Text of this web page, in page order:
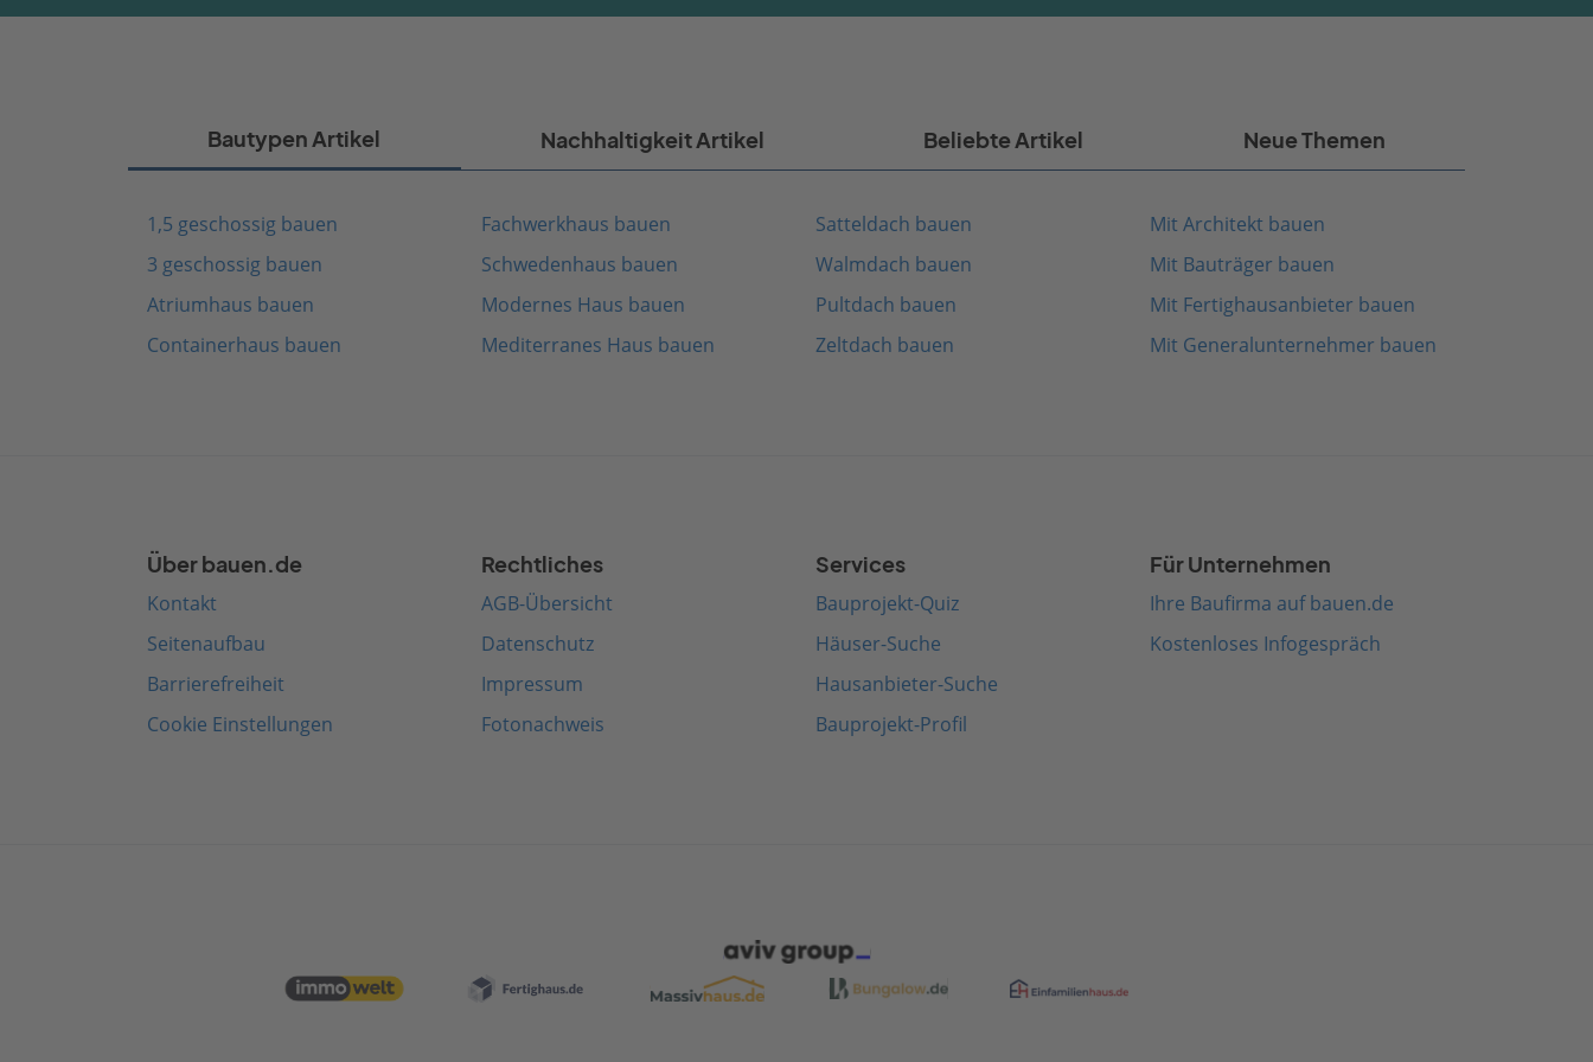
Bautypen Artikel Nachhaltigkeit Artikel Beliebte Artikel Neue Themen
1,5 geschossig bauen
3 geschossig bauen
Atriumhaus bauen
Containerhaus bauen
Fachwerkhaus bauen
Schwedenhaus bauen
Modernes Haus bauen
Mediterranes Haus bauen
Satteldach bauen
Walmdach bauen
Pultdach bauen
Zeltdach bauen
Mit Architekt bauen
Mit Bauträger bauen
Mit Fertighausanbieter bauen
Mit Generalunternehmer bauen
Über bauen.de
Kontakt
Seitenaufbau
Barrierefreiheit
Cookie Einstellungen
Rechtliches
AGB-Übersicht
Datenschutz
Impressum
Fotonachweis
Services
Bauprojekt-Quiz
Häuser-Suche
Hausanbieter-Suche
Bauprojekt-Profil
Für Unternehmen
Ihre Baufirma auf bauen.de
Kostenloses Infogespräch